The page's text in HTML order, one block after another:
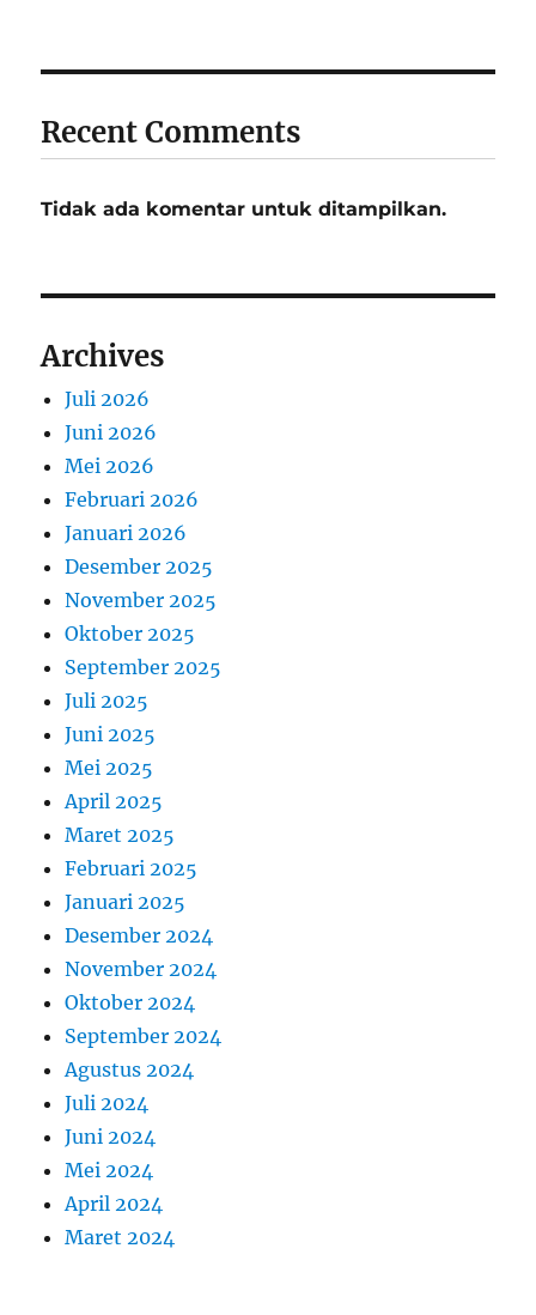
Recent Comments
Tidak ada komentar untuk ditampilkan.
Archives
Juli 2026
Juni 2026
Mei 2026
Februari 2026
Januari 2026
Desember 2025
November 2025
Oktober 2025
September 2025
Juli 2025
Juni 2025
Mei 2025
April 2025
Maret 2025
Februari 2025
Januari 2025
Desember 2024
November 2024
Oktober 2024
September 2024
Agustus 2024
Juli 2024
Juni 2024
Mei 2024
April 2024
Maret 2024